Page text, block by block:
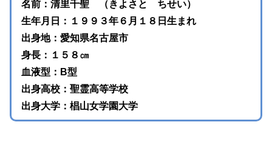
名前：清里千聖 （きよさと ちせい）
生年月日：１９９３年６月１８日生まれ
出身地：愛知県名古屋市
身長：１５８㎝
血液型：B型
出身高校：聖霊高等学校
出身大学：椙山女学園大学